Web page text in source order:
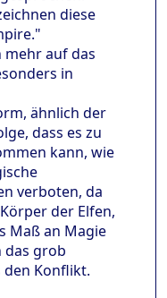
diese
mehr auf das
in
ähnlich der
dass es zu
kann, wie
verboten, da
der Elfen,
Maß an Magie
das grob
den Konflikt.